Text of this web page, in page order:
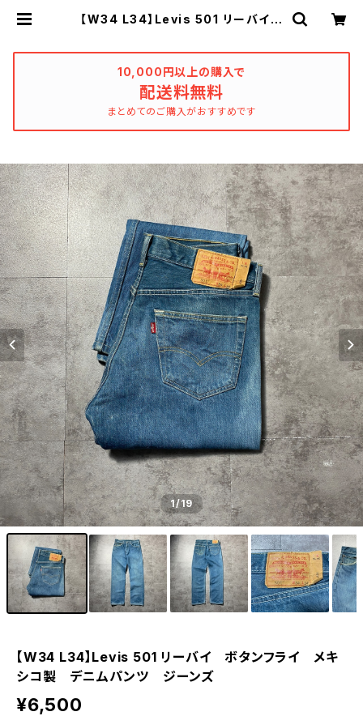
【W34 L34】Levis 501 リーバイ
katharsis
10,000円以上の購入で
配送料無料
まとめてのご購入がおすすめです
1/19
【W34 L34】Levis 501 リーバイ ボタンフライ メキ
シコ製 デニムパンツ ジーンズ
¥6,500